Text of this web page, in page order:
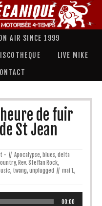
AIR SINCE 1999
LIVE MIKE
de fuir
St Jean
- // Apocalypse, blues, delta
, Rev. Steffan Rock,
, twang, unplugged // mai 1,
00:00